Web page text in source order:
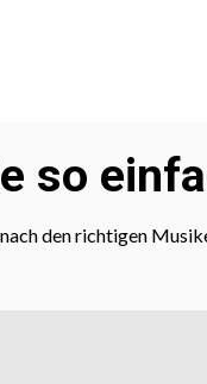
so
den richtigen